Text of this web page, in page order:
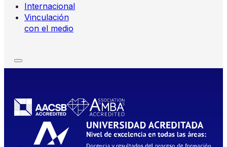
Internacional
Vinculación
con el medio